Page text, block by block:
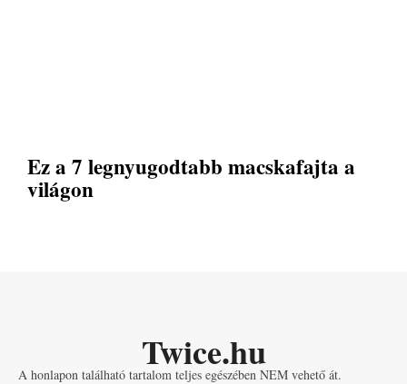
Ez a 7 legnyugodtabb macskafajta a
világon
Twice.hu
A honlapon található tartalom teljes egészében NEM vehető át.